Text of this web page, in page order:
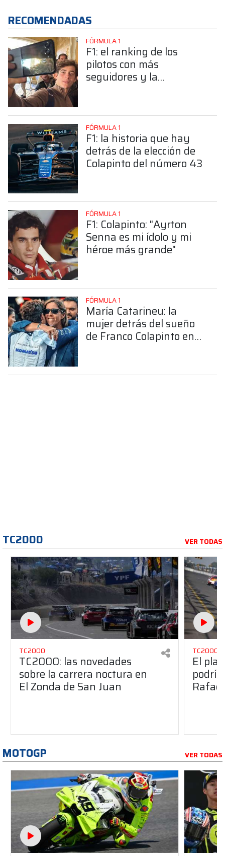
RECOMENDADAS
FÓRMULA 1
F1: el ranking de los
pilotos con más
seguidores y la
FÓRMULA 1
F1: la historia que hay
detrás de la elección de
Colapinto del número 43
FÓRMULA 1
F1: Colapinto: "Ayrton
Senna es mi ídolo y mi
héroe más grande"
FÓRMULA 1
María Catarineu: la
mujer detrás del sueño
de Franco Colapinto en
TC2000 VER TODAS
TC2000
TC2000: las novedades
sobre la carrera noctura en
El Zonda de San Juan
TC2000
El
MOTOGP VER TODAS